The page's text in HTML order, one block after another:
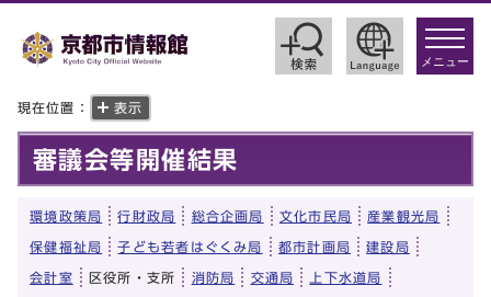
toggle
メニュー
現在位置： 表示
審議会等開催結果
環境政策局 行財政局 総合企画局 文化市民局 産業観光局
保健福祉局 子ども若者はぐくみ局 都市計画局 建設局
会計室 区役所・支所 消防局 交通局 上下水道局